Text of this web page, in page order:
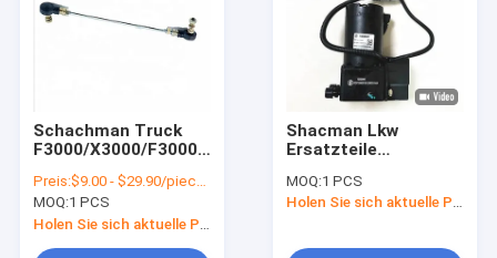
Schachman Truck
F3000/X3000/F3000
DZ93259240503
Verbindungsstiel
assy DZ96259240324
Preis:$9.00 - $29.90/pieces
MOQ:1 PCS
Shacman Lkw
Ersatzteile
Hydraulische
elektrische Pumpe
Motormontage
MOQ:1 PCS
Holen Sie sich aktuelle Preis